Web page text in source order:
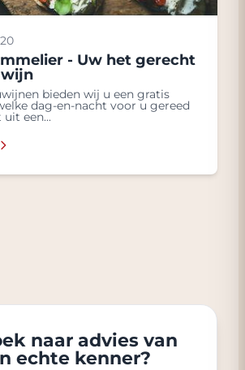
- Uw het gerecht
bieden wij u een gratis
dag-en-nacht voor u gereed
een...
naar advies van
echte kenner?